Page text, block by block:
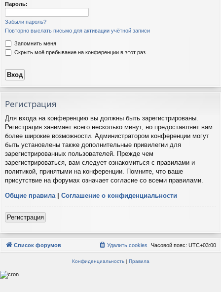
Пароль:
Забыли пароль?
Повторно выслать письмо для активации учётной записи
Запомнить меня
Скрыть моё пребывание на конференции в этот раз
Регистрация
Для входа на конференцию вы должны быть зарегистрированы.
Регистрация занимает всего несколько минут, но предоставляет вам
более широкие возможности. Администратором конференции могут
быть установлены также дополнительные привилегии для
зарегистрированных пользователей. Прежде чем
зарегистрироваться, вам следует ознакомиться с правилами и
политикой, принятыми на конференции. Помните, что ваше
присутствие на форумах означает согласие со всеми правилами.
Общие правила | Соглашение о конфиденциальности
Регистрация
Список форумов Часовой пояс: UTC+03:00
Удалить cookies
Конфиденциальность| Правила